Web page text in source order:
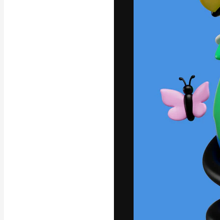
La
migliori lavori.
creativi,
Copyright © 2010-